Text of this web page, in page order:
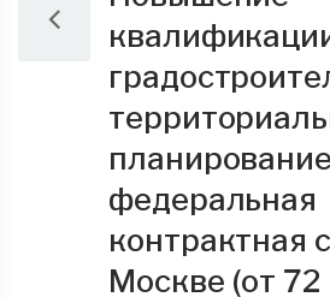
федеральная
контрактная
Москве (от 72